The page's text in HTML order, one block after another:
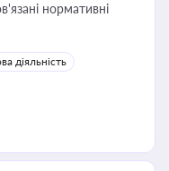
нормативні
діяльність